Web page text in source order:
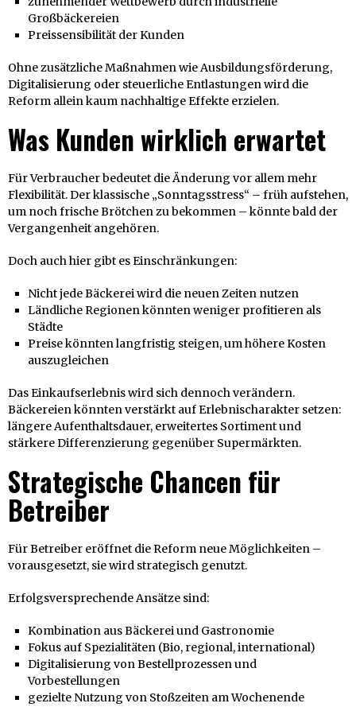
Großbäckereien
Preissensibilität der Kunden
Ohne zusätzliche Maßnahmen wie Ausbildungsförderung,
Digitalisierung oder steuerliche Entlastungen wird die
Reform allein kaum nachhaltige Effekte erzielen.
Was Kunden wirklich erwartet
Für Verbraucher bedeutet die Änderung vor allem mehr
Flexibilität. Der klassische „Sonntagsstress“ – früh aufstehen,
um noch frische Brötchen zu bekommen – könnte bald der
Vergangenheit angehören.
Doch auch hier gibt es Einschränkungen:
Nicht jede Bäckerei wird die neuen Zeiten nutzen
Ländliche Regionen könnten weniger profitieren als
Städte
Preise könnten langfristig steigen, um höhere Kosten
auszugleichen
Das Einkaufserlebnis wird sich dennoch verändern.
Bäckereien könnten verstärkt auf Erlebnischarakter setzen:
längere Aufenthaltsdauer, erweitertes Sortiment und
stärkere Differenzierung gegenüber Supermärkten.
Strategische Chancen für
Betreiber
Für Betreiber eröffnet die Reform neue Möglichkeiten –
vorausgesetzt, sie wird strategisch genutzt.
Erfolgsversprechende Ansätze sind:
Kombination aus Bäckerei und Gastronomie
Fokus auf Spezialitäten (Bio, regional, international)
Digitalisierung von Bestellprozessen und
Vorbestellungen
gezielte Nutzung von Stoßzeiten am Wochenende